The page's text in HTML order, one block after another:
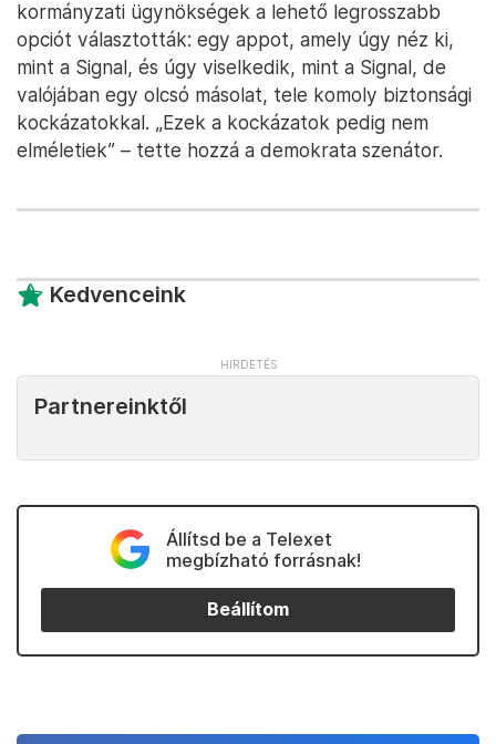
kormányzati ügynökségek a lehető legrosszabb
opciót választották: egy appot, amely úgy néz ki,
mint a Signal, és úgy viselkedik, mint a Signal, de
valójában egy olcsó másolat, tele komoly biztonsági
kockázatokkal. „Ezek a kockázatok pedig nem
elméletiek” – tette hozzá a demokrata szenátor.
Kedvenceink
Partnereinktől
Állítsd be a Telexet
megbízható forrásnak!
Beállítom